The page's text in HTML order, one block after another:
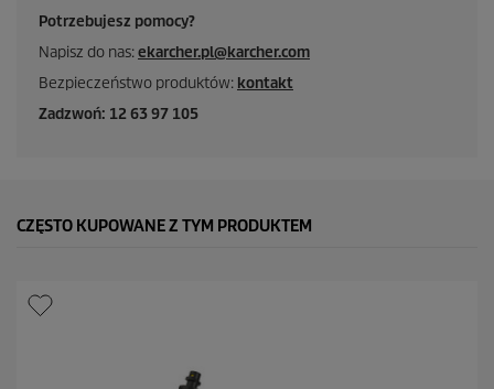
Potrzebujesz pomocy?
Napisz do nas:ekarcher.pl@karcher.com
Bezpieczeństwo produktów: kontakt
Zadzwoń: 12 63 97 105
CZĘSTO KUPOWANE Z TYM PRODUKTEM